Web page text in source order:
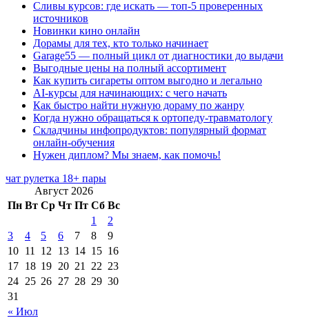
Сливы курсов: где искать — топ-5 проверенных
источников
Новинки кино онлайн
Дорамы для тех, кто только начинает
Garage55 — полный цикл от диагностики до выдачи
Выгодные цены на полный ассортимент
Как купить сигареты оптом выгодно и легально
AI-курсы для начинающих: с чего начать
Как быстро найти нужную дораму по жанру
Когда нужно обращаться к ортопеду-травматологу
Складчины инфопродуктов: популярный формат
онлайн-обучения
Нужен диплом? Мы знаем, как помочь!
чат рулетка 18+ пары
Август 2026
Пн Вт Ср Чт Пт Сб Вс
« Июл
1
2
3
4 5 6 7 8
9
10 11 12 13 14 15 16
17 18 19 20 21 22 23
24 25 26 27 28 29 30
31